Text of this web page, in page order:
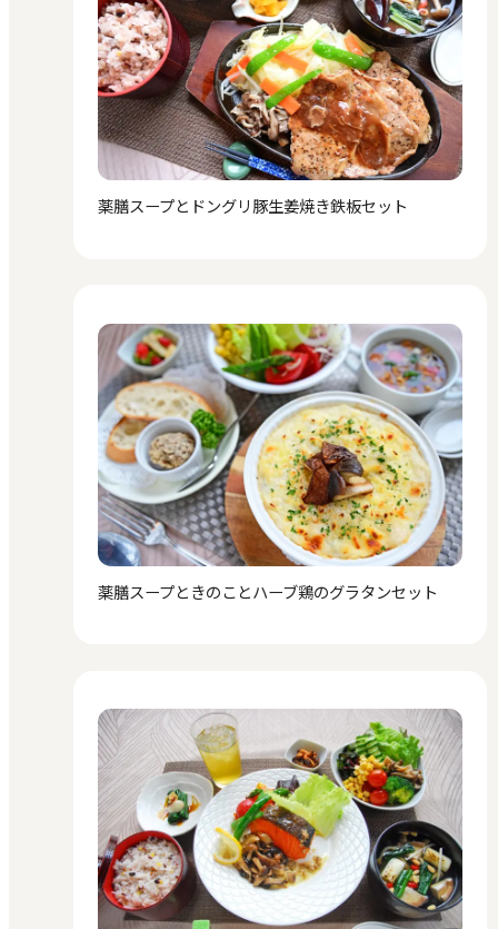
薬膳スープとドングリ豚生姜焼き鉄板セット
薬膳スープときのことハーブ鶏のグラタンセット